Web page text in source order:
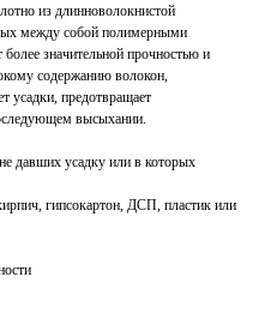
из длинноволокнистой
между собой полимерными
значительной прочностью и
содержанию волокон,
усадки, предотвращает
высыхании.
давших усадку или в которых
гипсокартон, ДСП, пластик или